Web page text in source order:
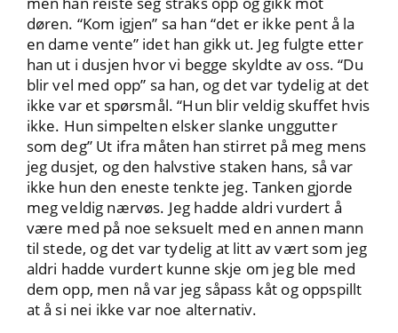
døren. “Kom igjen” sa han “det er ikke pent å la
en dame vente” idet han gikk ut. Jeg fulgte etter
han ut i dusjen hvor vi begge skyldte av oss. “Du
blir vel med opp” sa han, og det var tydelig at det
ikke var et spørsmål. “Hun blir veldig skuffet hvis
ikke. Hun simpelten elsker slanke unggutter
som deg” Ut ifra måten han stirret på meg mens
jeg dusjet, og den halvstive staken hans, så var
ikke hun den eneste tenkte jeg. Tanken gjorde
meg veldig nærvøs. Jeg hadde aldri vurdert å
være med på noe seksuelt med en annen mann
til stede, og det var tydelig at litt av vært som jeg
aldri hadde vurdert kunne skje om jeg ble med
dem opp, men nå var jeg såpass kåt og oppspillt
at å si nei ikke var noe alternativ.